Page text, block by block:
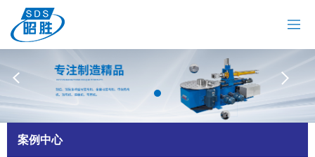
网站首页
关于我们
拉弯机
油冷机
热弯机
案例中心